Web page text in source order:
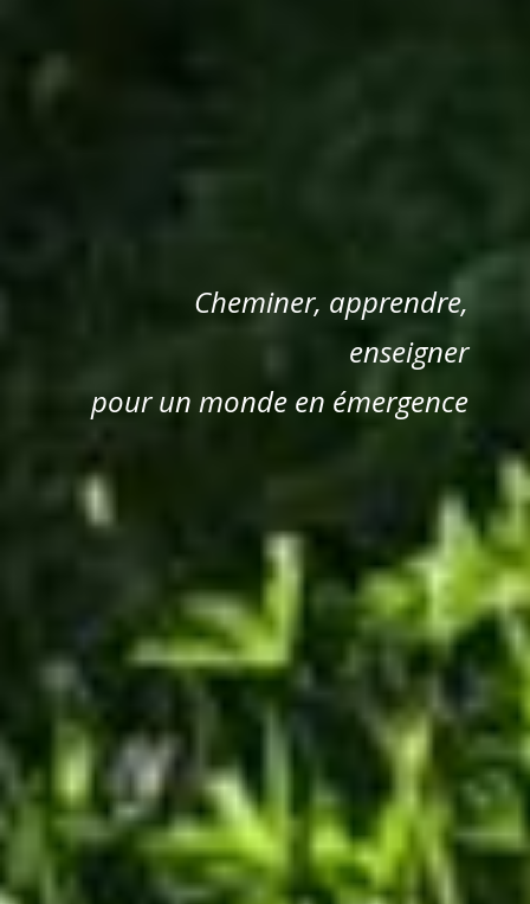
Cheminer, apprendre,
enseigner
pour un monde en émergence